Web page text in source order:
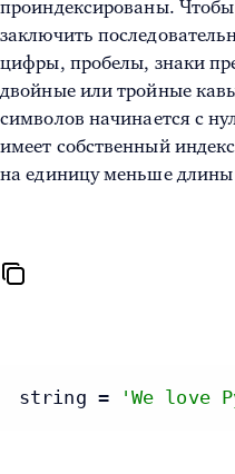
проиндексированы. Чтобы
заключить
цифры, пробелы, знаки
двойные или тройные
символов начинается с
имеет собственный
на единицу меньше длины
string = 'We love